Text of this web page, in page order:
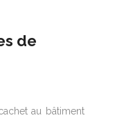
de
au bâtiment